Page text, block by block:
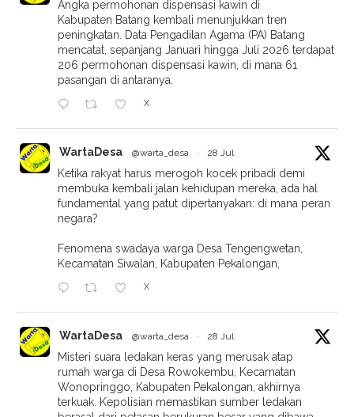
Angka permohonan dispensasi kawin di
Kabupaten Batang kembali menunjukkan tren
peningkatan. Data Pengadilan Agama (PA) Batang
mencatat, sepanjang Januari hingga Juli 2026 terdapat
206 permohonan dispensasi kawin, di mana 61
pasangan di antaranya.
X
WartaDesa @warta_desa · 28 Jul
Ketika rakyat harus merogoh kocek pribadi demi
membuka kembali jalan kehidupan mereka, ada hal
fundamental yang patut dipertanyakan: di mana peran
negara?
Fenomena swadaya warga Desa Tengengwetan,
Kecamatan Siwalan, Kabupaten Pekalongan,
X
WartaDesa @warta_desa · 28 Jul
Misteri suara ledakan keras yang merusak atap
rumah warga di Desa Rowokembu, Kecamatan
Wonopringgo, Kabupaten Pekalongan, akhirnya
terkuak. Kepolisian memastikan sumber ledakan